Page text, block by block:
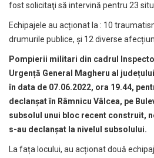
fost solicitaţi să intervină pentru 23
Echipajele au acționat la : 10
drumurile publice, și 12 diverse
Pompierii militari din cadrul
Urgență General Magheru al
în data de 07.06.2022, ora 19.44,
declanșat în Râmnicu Vâlcea, pe
subsolul unui bloc recent construit,
s-au declanșat la nivelul subsolului.
La fața locului, au acționat două